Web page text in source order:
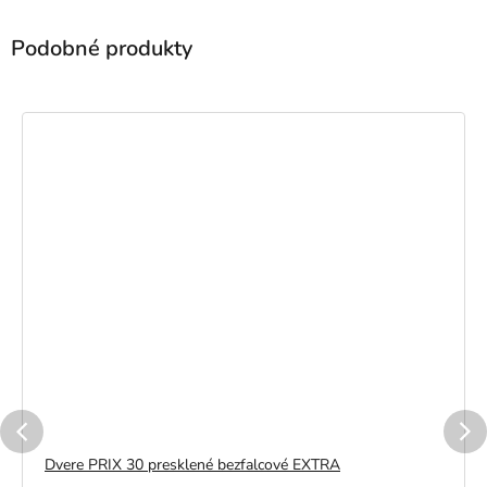
Dvere PRIX 30 presklené bezfalcové EXTRA